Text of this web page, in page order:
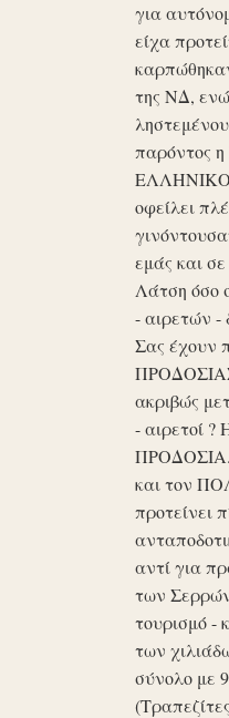
για
είχα
της ΝΔ,
παρόντος
ΕΛΛΗΝΙΚΟ,
οφείλει
εμάς και
Λάτση όσο
- αιρετών -
Σας έχουν
ΠΡΟΔΟΣΙΑΣ
ακριβώς
- αιρετοί
ΠΡΟΔΟΣΙΑ.
και τον
προτείνει
αντί για
των Σερρών
τουρισμό -
των
σύνολο με